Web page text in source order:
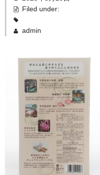
全取扱商品
お勧め商品
新商品
MONDE SELECTION
ご当地シリーズ
草津産熊笹
その他
Filed under:
admin